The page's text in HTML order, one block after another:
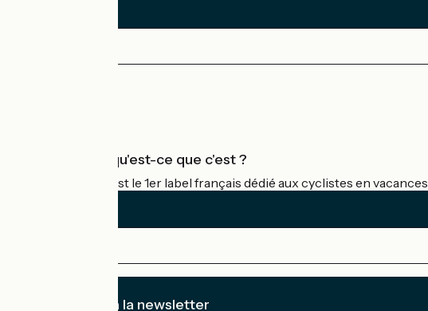
Accueil Vélo qu'est-ce que c'est ?
Accueil Vélo c'est le 1er label français dédié aux cyclistes en vacances.
Je m'abonne à la newsletter